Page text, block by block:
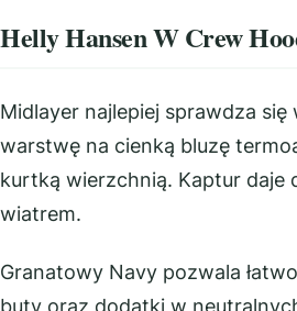
Helly Hansen W Crew
Midlayer najlepiej sprawdza
warstwę na cienką bluzę
kurtką wierzchnią. Kaptur
wiatrem.
Granatowy Navy pozwala
buty oraz dodatki w